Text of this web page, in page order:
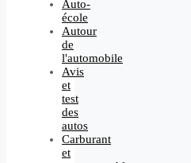
Auto-
école
Autour
de
l'automobile
Avis
et
test
des
autos
Carburant
et